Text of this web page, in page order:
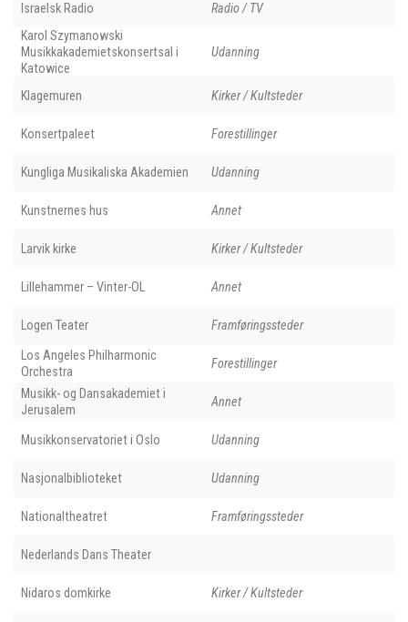
Israelsk Radio
Radio / TV
Karol Szymanowski
Musikkakademietskonsertsal i
Katowice
Udanning
Klagemuren Kirker / Kultsteder
Konsertpaleet Forestillinger
Kungliga Musikaliska Akademien Udanning
Kunstnernes hus Annet
Larvik kirke Kirker / Kultsteder
Lillehammer – Vinter-OL Annet
Logen Teater Framføringssteder
Los Angeles Philharmonic
Orchestra
Forestillinger
Musikk- og Dansakademiet i
Jerusalem
Annet
Musikkonservatoriet i Oslo Udanning
Nasjonalbiblioteket Udanning
Nationaltheatret Framføringssteder
Nederlands Dans Theater
Nidaros domkirke Kirker / Kultsteder